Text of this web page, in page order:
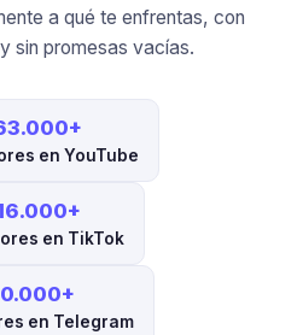
a qué te enfrentas, con
sin promesas vacías.
en YouTube
en TikTok
en Telegram